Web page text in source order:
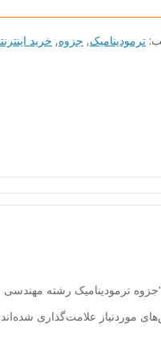
ترمودینامیک, جزوه, خرید
ترمودینامیک رشته
موردنیاز علامت‌گذاری